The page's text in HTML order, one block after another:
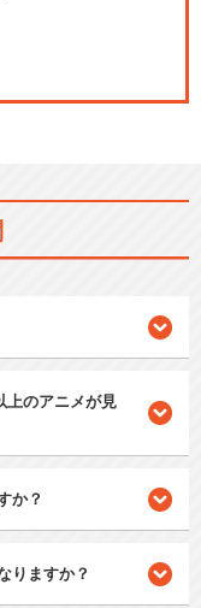
のアニメが見
か？
りますか？